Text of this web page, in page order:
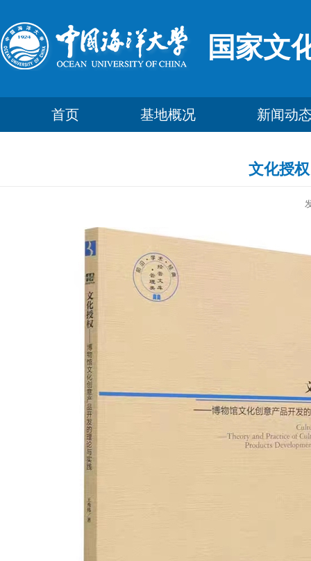
国家文
首页 基地概况 新闻动
文化授